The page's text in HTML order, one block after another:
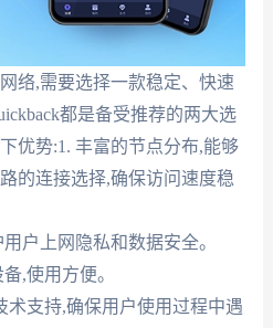
络,需要选择一款稳定、快速
都是备受推荐的两大选
优势:1. 丰富的节点分布,能够
的连接选择,确保访问速度稳
户上网隐私和数据安全。
,使用方便。
术支持,确保用户使用过程中遇